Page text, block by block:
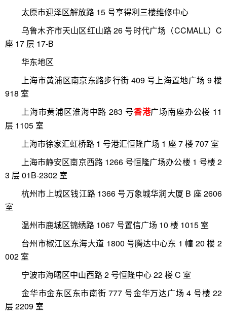
太原市迎泽区解放路 15 号亨得利三楼维修中心
乌鲁木齐市天山区红山路 26 号时代广场（CCMALL）C
座 17 层 17-B
华东地区
上海市黄浦区南京东路步行街 409 号上海置地广场 9 楼
918 室
上海市黄浦区淮海中路 283 号香港广场南座办公楼 11
层 1105 室
上海市徐家汇虹桥路 1 号港汇恒隆广场 1 座 7 楼 707 室
上海市静安区南京西路 1266 号恒隆广场办公楼 1 号楼 2
3 层 01B-2302 室
杭州市上城区钱江路 1366 号万象城华润大厦 B 座 2606
室
温州市鹿城区锦绣路 1067 号置信广场 10 楼 1015 室
台州市椒江区东海大道 1800 号腾达中心东 1 幢 20 楼 2
002 室
宁波市海曙区中山西路 2 号恒隆中心 22 楼 C 室
金华市金东区东市南街 777 号金华万达广场 4 号楼 22
层 2209 室